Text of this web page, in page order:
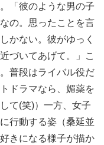
「彼のような男の子
の。思ったことを言
かない。彼がゆっく
づいてあげて。」こ
普段はライバル役だ
ドラマなら、媚薬を
て(笑)）一方、女子
行動する姿（桑延並
きになる様子が描か